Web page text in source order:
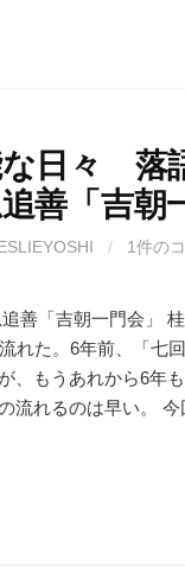
な日々 落
善「吉朝
/ 1件の
善「吉朝一門会」
れた。6年前、「七
、もうあれから6年
流れるのは早い。